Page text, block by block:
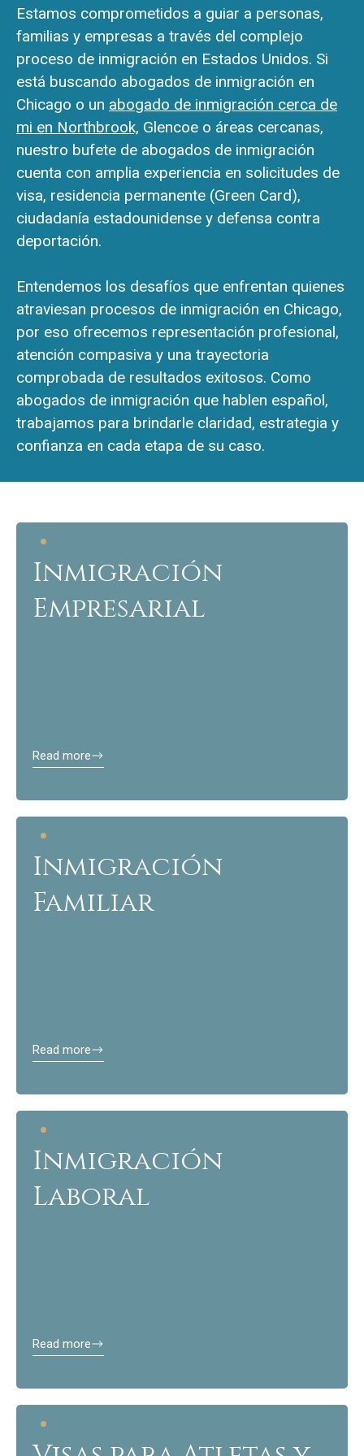
Estamos comprometidos a guiar a personas,
familias y empresas a través del complejo
proceso de inmigración en Estados Unidos. Si
está buscando abogados de inmigración en
Chicago o un abogado de inmigración cerca de
mi en Northbrook, Glencoe o áreas cercanas,
nuestro bufete de abogados de inmigración
cuenta con amplia experiencia en solicitudes de
visa, residencia permanente (Green Card),
ciudadanía estadounidense y defensa contra
deportación.
Entendemos los desafíos que enfrentan quienes
atraviesan procesos de inmigración en Chicago,
por eso ofrecemos representación profesional,
atención compasiva y una trayectoria
comprobada de resultados exitosos. Como
abogados de inmigración que hablen español,
trabajamos para brindarle claridad, estrategia y
confianza en cada etapa de su caso.
Inmigración
Empresarial
Read more
Inmigración
Familiar
Read more
Inmigración
Laboral
Read more